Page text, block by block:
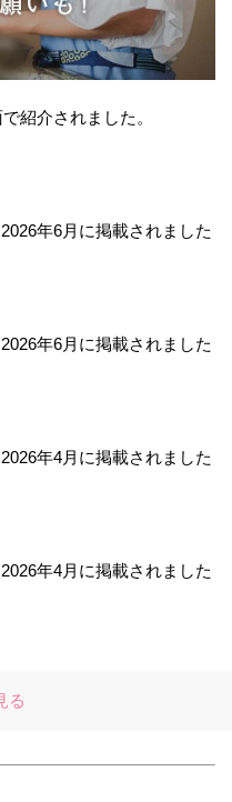
紹介されました。
年6月に掲載されました
年6月に掲載されました
年4月に掲載されました
年4月に掲載されました
る